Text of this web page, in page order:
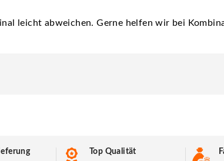
leicht abweichen. Gerne helfen wir bei
Top Qualität